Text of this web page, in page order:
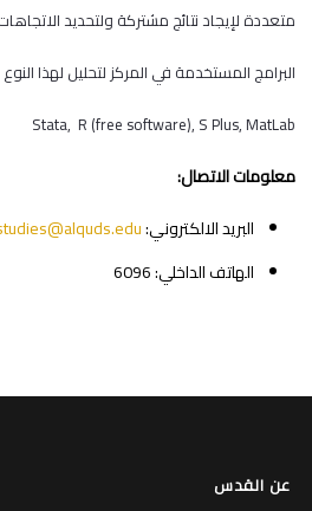
متعددة لإيجاد نتائج مشتركة ولتحديد
البرامج المستخدمة في المركز لتحليل لهذا
Stata, R (free software), S Plus, MatLab
معلومات الاتصال:
البريد الالكتروني:edu
الهاتف الداخلي: 6096
عن القدس